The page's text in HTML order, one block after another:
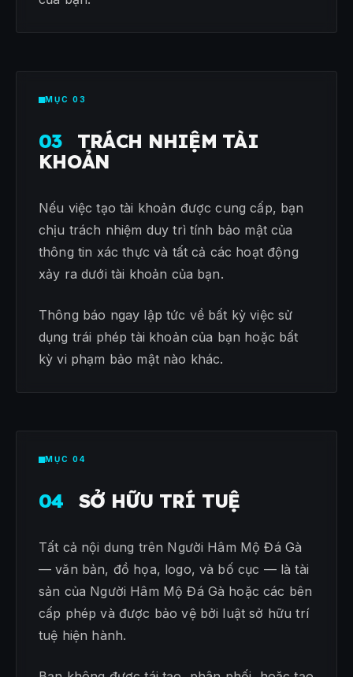
MỤC 03
03
TRÁCH NHIỆM TÀI
KHOẢN
Nếu việc tạo tài khoản được cung cấp, bạn
chịu trách nhiệm duy trì tính bảo mật của
thông tin xác thực và tất cả các hoạt động
xảy ra dưới tài khoản của bạn.
Thông báo ngay lập tức về bất kỳ việc sử
dụng trái phép tài khoản của bạn hoặc bất
kỳ vi phạm bảo mật nào khác.
MỤC 04
04 SỞ HỮU TRÍ TUỆ
Tất cả nội dung trên Người Hâm Mộ Đá Gà
— văn bản, đồ họa, logo, và bố cục — là tài
sản của Người Hâm Mộ Đá Gà hoặc các bên
cấp phép và được bảo vệ bởi luật sở hữu trí
tuệ hiện hành.